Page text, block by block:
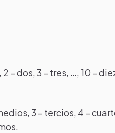
– dos, 3 – tres, …, 10 –
3 – tercios, 4 –